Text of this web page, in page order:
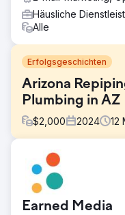
Häusliche
Alle
Erfolgsgeschichten
Arizona
Plumbing in AZ
$2,000 2024 12
Herausforderung
Integrity Plumbing of
übertragen, der
im Bundesstaat
Earned Media